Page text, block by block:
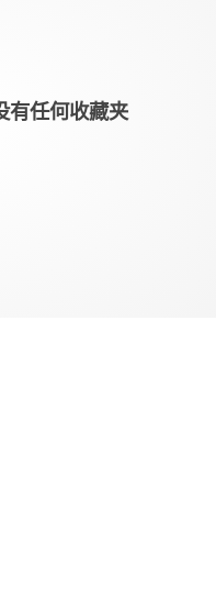
有任何收藏夹